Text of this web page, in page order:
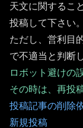
天文に関するこ
投稿して下さい。
ただし、営利目
で不適当と判断
ロボット避けの
その時は、再投
投稿記事の削除
新規投稿